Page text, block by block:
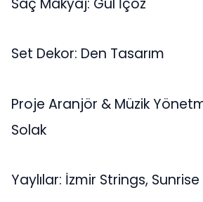
Set Dekor: Den Tasarım
Proje Aranjör & Müzik
Solak
Yaylılar: İzmir Strings, Sunrise